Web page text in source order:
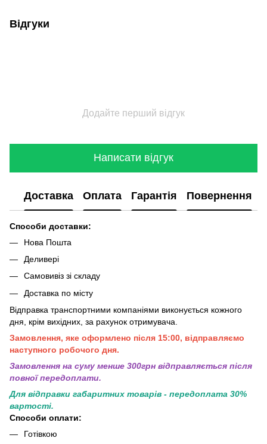
Відгуки
Додайте перший відгук
Написати відгук
Доставка Оплата Гарантія Повернення
Способи доставки:
Нова Пошта
Деливері
Самовивіз зі складу
Доставка по місту
Відправка транспортними компаніями виконується кожного
дня, крім вихідних, за рахунок отримувача.
Замовлення, яке оформлено після 15:00, відправляємо
наступного робочого дня.
Замовлення на суму менше 300грн вiдправляється пiсля
повної передоплати.
Для відправки габаритних товарів - передоплата 30%
вартості.
Способи оплати:
Готівкою